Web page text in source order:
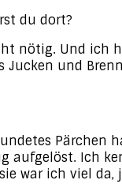
du dort?
nötig. Und ich
Jucken und
Pärchen
aufgelöst. Ich
war ich viel da,